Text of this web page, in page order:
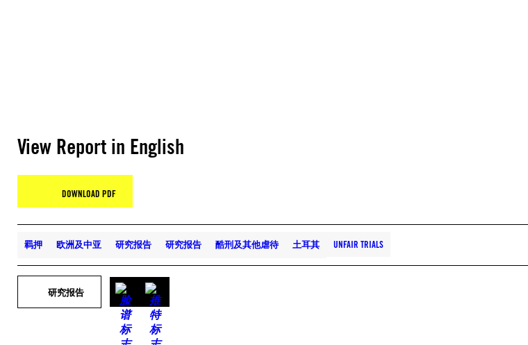
View Report in English
DOWNLOAD PDF
羁押 欧洲及中亚 研究报告 研究报告 酷刑及其他虐待 土耳其 UNFAIR TRIALS
研究报告